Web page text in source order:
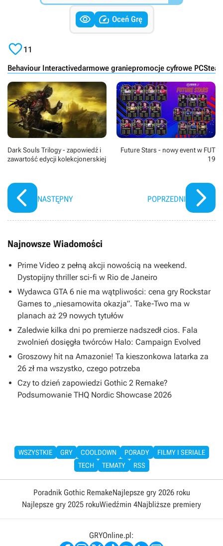
  Oceń Grę
11
Behaviour Interactivedarmowe graniepromocje cyfrowe PC
Dark Souls Trilogy - zapowiedź i
zawartość edycji kolekcjonerskiej
NASTĘPNY
Future Stars - nowy event w FUT
19
POPRZEDNI
Najnowsze Wiadomości
Prime Video z pełną akcji nowością na weekend.
Dystopijny thriller sci-fi w Rio de Janeiro
Wydawca GTA 6 nie ma wątpliwości: cena gry Rockstar
Games to „niesamowita okazja”. Take-Two ma w
planach aż 29 nowych tytułów
Zaledwie kilka dni po premierze nadszedł cios. Fala
zwolnień dosięgła twórców Halo: Campaign Evolved
Groszowy hit na Amazonie! Ta kieszonkowa latarka za
26 zł ma wszystko, czego potrzeba
Czy to dzień zapowiedzi Gothic 2 Remake?
Podsumowanie THQ Nordic Showcase 2026
WSZYSTKIE GRY COOLDOWN PORADY
FILMY I SERIALE
TECH
TEMATY RSS
Poradnik Gothic RemakeNajlepsze gry 2026 roku
Najlepsze gry 2025 rokuWiedźmin 4Najbliższe premiery
GRYOnline.pl: